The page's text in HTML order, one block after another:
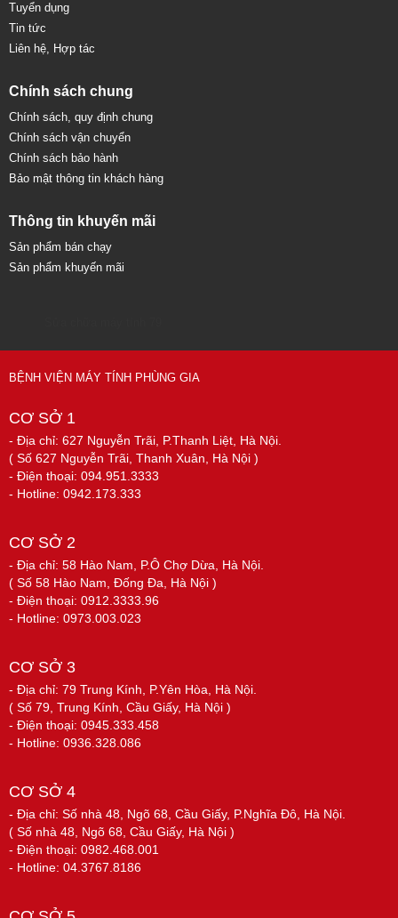
Tuyển dụng
Tin tức
Liên hệ, Hợp tác
Chính sách chung
Chính sách, quy định chung
Chính sách vận chuyển
Chính sách bảo hành
Bảo mật thông tin khách hàng
Thông tin khuyến mãi
Sản phẩm bán chạy
Sản phẩm khuyến mãi
BỆNH VIỆN MÁY TÍNH PHÙNG GIA
CƠ SỞ 1
- Địa chỉ: 627 Nguyễn Trãi, P.Thanh Liệt, Hà Nội.
( Số 627 Nguyễn Trãi, Thanh Xuân, Hà Nội )
- Điện thoại: 094.951.3333
- Hotline: 0942.173.333
CƠ SỞ 2
- Địa chỉ: 58 Hào Nam, P.Ô Chợ Dừa, Hà Nội.
( Số 58 Hào Nam, Đống Đa, Hà Nội )
- Điện thoại: 0912.3333.96
- Hotline: 0973.003.023
CƠ SỞ 3
- Địa chỉ: 79 Trung Kính, P.Yên Hòa, Hà Nội.
( Số 79, Trung Kính, Cầu Giấy, Hà Nội )
- Điện thoại: 0945.333.458
- Hotline: 0936.328.086
CƠ SỞ 4
- Địa chỉ: Số nhà 48, Ngõ 68, Cầu Giấy, P.Nghĩa Đô, Hà Nội.
( Số nhà 48, Ngõ 68, Cầu Giấy, Hà Nội )
- Điện thoại: 0982.468.001
- Hotline: 04.3767.8186